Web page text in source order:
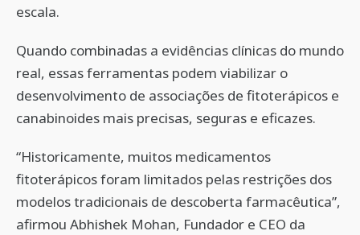
escala.
Quando combinadas a evidências clínicas do mundo
real, essas ferramentas podem viabilizar o
desenvolvimento de associações de fitoterápicos e
canabinoides mais precisas, seguras e eficazes.
“Historicamente, muitos medicamentos
fitoterápicos foram limitados pelas restrições dos
modelos tradicionais de descoberta farmacêutica”,
afirmou Abhishek Mohan, Fundador e CEO da